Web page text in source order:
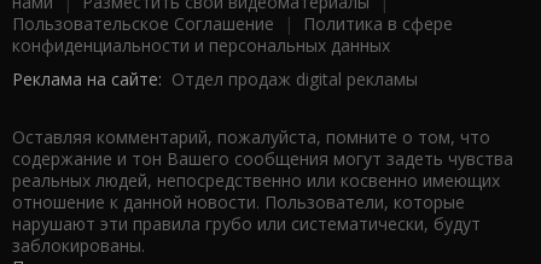
Пользовательское Соглашение |
Политика в сфере
конфиденциальности и персональных данных
Реклама на сайте: Отдел продаж digital рекламы
Оставляя комментарий, пожалуйста, помните о том, что
содержание и тон Вашего сообщения могут задеть чувства
реальных людей, непосредственно или косвенно имеющих
отношение к данной новости. Пользователи, которые
нарушают эти правила грубо или систематически, будут
заблокированы.